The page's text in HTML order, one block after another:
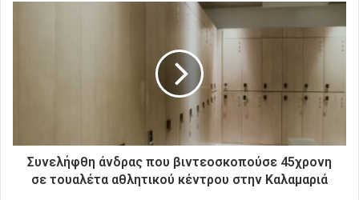
Συνελήφθη άνδρας που βιντεοσκοπούσε 45χρονη
σε τουαλέτα αθλητικού κέντρου στην Καλαμαριά